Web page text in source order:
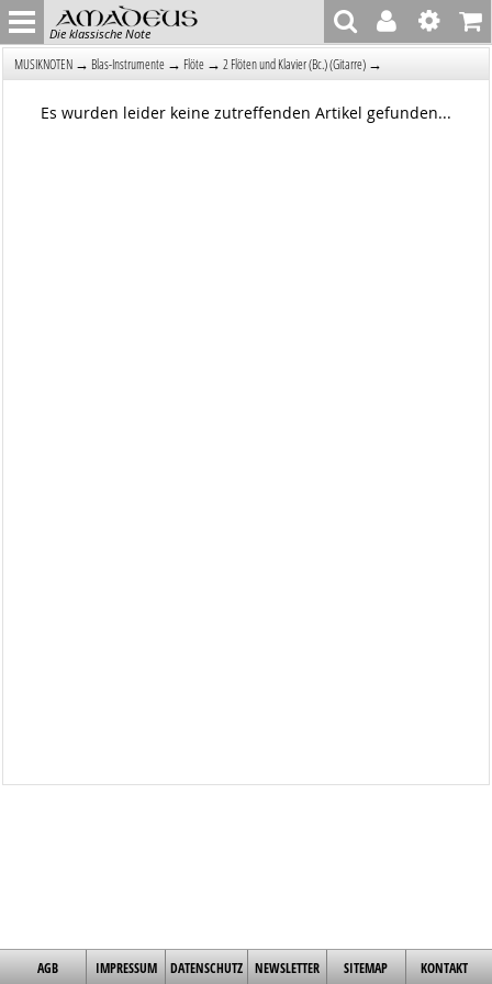
Die klassische Note
MUSIKNOTEN → Blas-Instrumente → Flöte → 2 Flöten und Klavier (Bc.) (Gitarre) →
Es wurden leider keine zutreffenden Artikel gefunden...
AGB IMPRESSUM DATENSCHUTZ NEWSLETTER SITEMAP KONTAKT